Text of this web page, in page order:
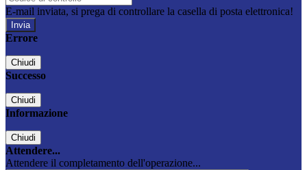
E-mail inviata, si prega di controllare la casella di posta elettronica!
Errore
Chiudi
Successo
Chiudi
Informazione
Chiudi
Attendere...
Attendere il completamento dell'operazione...